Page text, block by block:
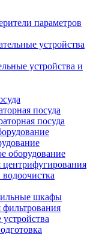
параметров
устройства и
посуда
посуда
оборудование
шкафы